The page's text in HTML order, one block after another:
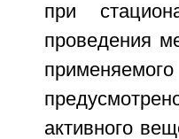
при
проведения
активного